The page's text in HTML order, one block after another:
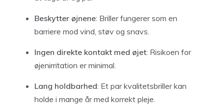
Beskytter øjnene: Briller fungerer som en
barriere mod vind, støv og snavs.
Ingen direkte kontakt med øjet: Risikoen for
øjenirritation er minimal.
Lang holdbarhed: Et par kvalitetsbriller kan
holde i mange år med korrekt pleje.